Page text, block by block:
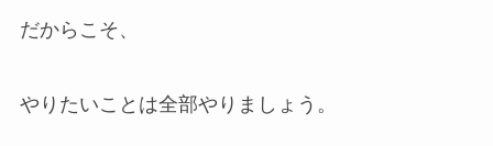
だからこそ、
やりたいことは全部やりましょう。